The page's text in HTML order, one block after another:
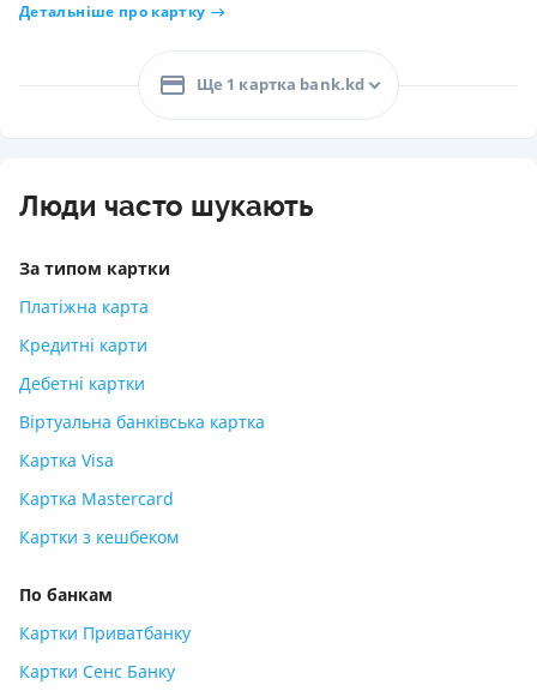
Детальніше про картку
Ще 1 картка bank.kd
Люди часто шукають
За типом картки
Платіжна карта
Кредитні карти
Дебетні картки
Віртуальна банківська картка
Картка Visa
Картка Mastercard
Картки з кешбеком
По банкам
Картки Приватбанку
Картки Сенс Банку